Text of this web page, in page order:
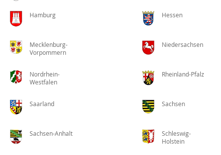
Hamburg Hessen
Mecklenburg-
Vorpommern
Niedersachsen
Nordrhein-
Westfalen
Rheinland-Pfalz
Saarland Sachsen
Sachsen-Anhalt
Schleswig-
Holstein